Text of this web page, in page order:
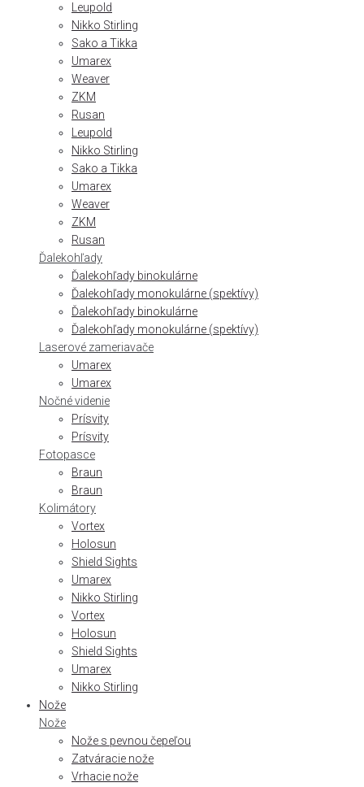
Leupold
Nikko Stirling
Sako a Tikka
Umarex
Weaver
ZKM
Rusan
Leupold
Nikko Stirling
Sako a Tikka
Umarex
Weaver
ZKM
Rusan
Ďalekohľady
Ďalekohľady binokulárne
Ďalekohľady monokulárne (spektívy)
Ďalekohľady binokulárne
Ďalekohľady monokulárne (spektívy)
Laserové zameriavače
Umarex
Umarex
Nočné videnie
Prísvity
Prísvity
Fotopasce
Braun
Braun
Kolimátory
Vortex
Holosun
Shield Sights
Umarex
Nikko Stirling
Vortex
Holosun
Shield Sights
Umarex
Nikko Stirling
Nože
Nože
Nože s pevnou čepeľou
Zatváracie nože
Vrhacie nože